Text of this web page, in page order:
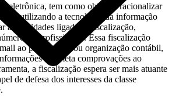
eletrônica, tem como objetivo racionalizar
utilizando a tecnologia da informação
as atividades ligadas à fiscalização,
de profissionais. Essa fiscalização
ao profissional ou organização contábil,
e remeta comprovações ao
a fiscalização espera ser mais atuante
de defesa dos interesses da classe